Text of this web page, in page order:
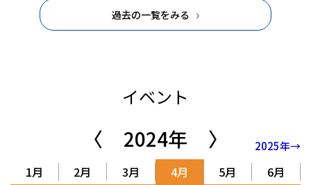
過去の一覧をみる
イベント
〈 2024年 〉 2025年→
1月 2月 3月 4月 5月 6月